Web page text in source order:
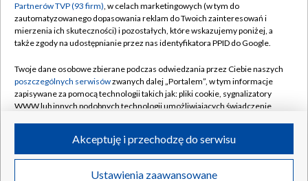
Biuro Reklamy
Oferta Handlowa
Emisja w TVP
Rada Programowa
Ogłoszenia przetargowe
Akademia Telewizyjna
Moje zgody
Biuro reklamy
Kanały
©2026 Telewizja Polska Spółka Akcyjna w likwidacji
Partnerów TVP (93 firm), w celach marketingowych (w tym do
zautomatyzowanego dopasowania reklam do Twoich zainteresowań i
mierzenia ich skuteczności) i pozostałych, które wskazujemy poniżej, a
także zgody na udostępnianie przez nas identyfikatora PPID do Google.
Twoje dane osobowe zbierane podczas odwiedzania przez Ciebie naszych
poszczególnych serwisówzwanych dalej „Portalem”, w tym informacje
zapisywane za pomocą technologii takich jak: pliki cookie, sygnalizatory
WWW lub innych podobnych technologii umożliwiających świadczenie
ruchu w Internecie.
Twoje dane osobowe zbierane podczas odwiedzania przez Ciebie
Ustawienia zaawansowane
Akceptuję i przechodzę do serwisu